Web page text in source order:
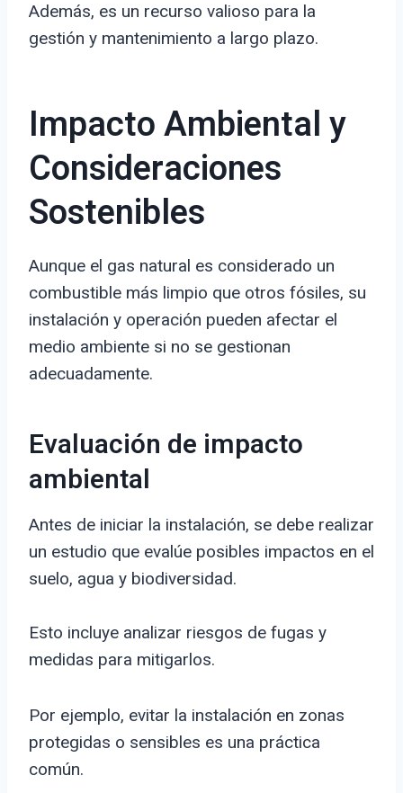
Además, es un recurso valioso para la
gestión y mantenimiento a largo plazo.
Impacto Ambiental y
Consideraciones
Sostenibles
Aunque el gas natural es considerado un
combustible más limpio que otros fósiles, su
instalación y operación pueden afectar el
medio ambiente si no se gestionan
adecuadamente.
Evaluación de impacto
ambiental
Antes de iniciar la instalación, se debe realizar
un estudio que evalúe posibles impactos en el
suelo, agua y biodiversidad.
Esto incluye analizar riesgos de fugas y
medidas para mitigarlos.
Por ejemplo, evitar la instalación en zonas
protegidas o sensibles es una práctica
común.